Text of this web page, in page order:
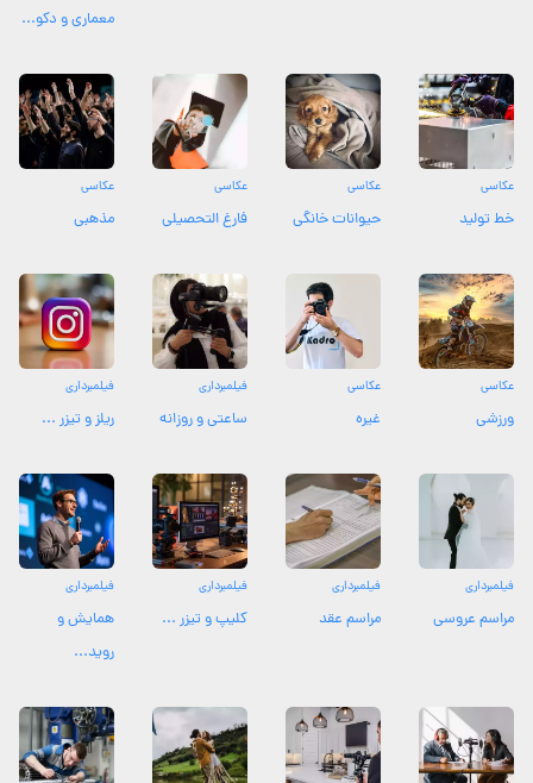
معماری و دکو...
عکاسی
خط تولید
عکاسی
حیوانات خانگی
عکاسی
فارغ التحصیلی
عکاسی
مذهبی
عکاسی
ورزشی
عکاسی
غیره
فیلمبرداری
ساعتی و روزانه
فیلمبرداری
ریلز و تیزر ...
فیلمبرداری
مراسم عروسی
فیلمبرداری
مراسم عقد
فیلمبرداری
کلیپ و تیزر ...
فیلمبرداری
همایش و
روید...